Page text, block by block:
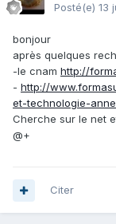
Posté(e) 13
bonjour
après quelques
-le cnam http://
- http://
et-technologie-
Cherche sur le net
@+
Citer